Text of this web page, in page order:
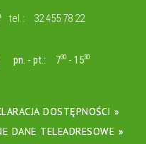
tel.: 32 455 78 22
pn. - pt.: 730 - 1530
DOSTĘPNOŚCI »
DANE TELEADRESOWE »